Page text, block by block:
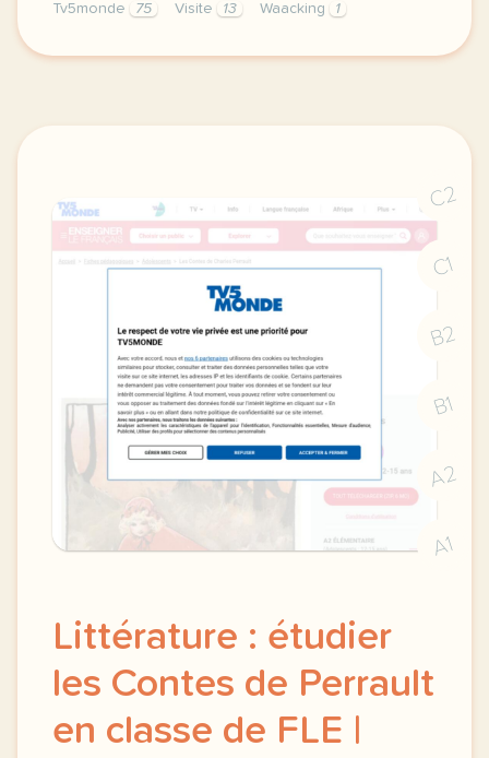
Tv5monde
75 Visite 13 Waacking 1
le respect de votre vie privee est une priorite
C2
C1
B2
B1
A2
A1
Littérature : étudier
les Contes de Perrault
en classe de FLE |